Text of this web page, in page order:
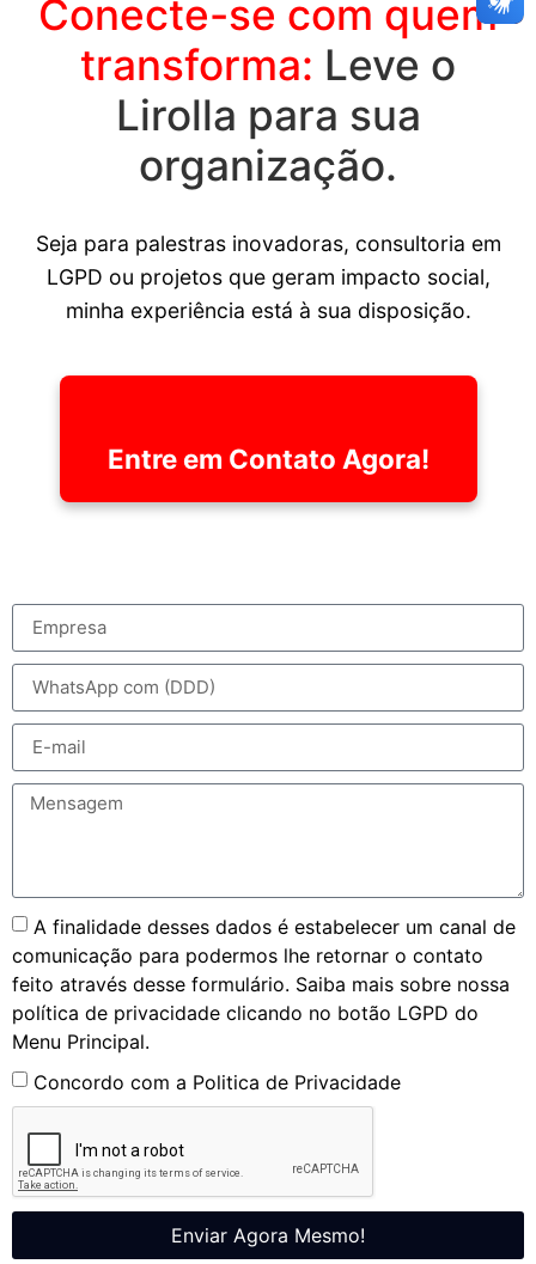
Conecte-se com quem
transforma: Leve o
Lirolla para sua
organização.
Seja para palestras inovadoras, consultoria em
LGPD ou projetos que geram impacto social,
minha experiência está à sua disposição.
Entre em Contato Agora!
A finalidade desses dados é estabelecer um canal de
comunicação para podermos lhe retornar o contato
feito através desse formulário. Saiba mais sobre nossa
política de privacidade clicando no botão LGPD do
Menu Principal.
Concordo com a Politica de Privacidade
Enviar Agora Mesmo!